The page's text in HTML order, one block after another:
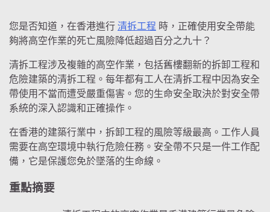
您是否知道，在香港進行 清拆工程 時，正確使用安全帶能
夠將高空作業的死亡風險降低超過百分之九十？
清拆工程涉及複雜的高空作業，包括舊樓翻新的拆卸工程和
危險建築的清拆工程。每年都有工人在清拆工程中因為安全
帶使用不當而遭受嚴重傷害。您的生命安全取決於對安全帶
系統的深入認識和正確操作。
在香港的建築行業中，拆卸工程的風險等級最高。工作人員
需要在高空環境中執行危險任務。安全帶不只是一件工作配
備，它是保護您免於墜落的生命線。
重點摘要